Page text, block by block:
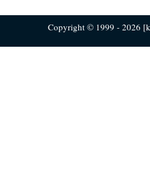
Copyright © 1999 - 2026